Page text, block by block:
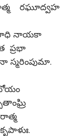
రఘూద్వహ
నాయకా
ప్రభా
స్మరింపుమా.